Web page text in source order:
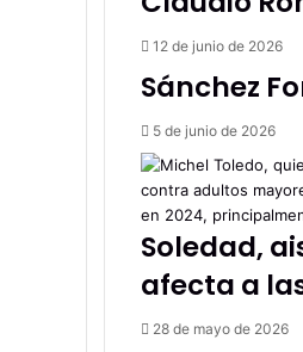
12 de junio de 2026
Sánchez
5 de junio de 2026
Soledad,
afecta a
28 de mayo de 2026